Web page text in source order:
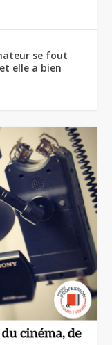
se fout
elle a bien